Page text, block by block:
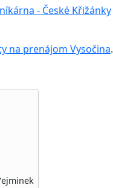
- České Křižánky
na prenájom Vysočina.